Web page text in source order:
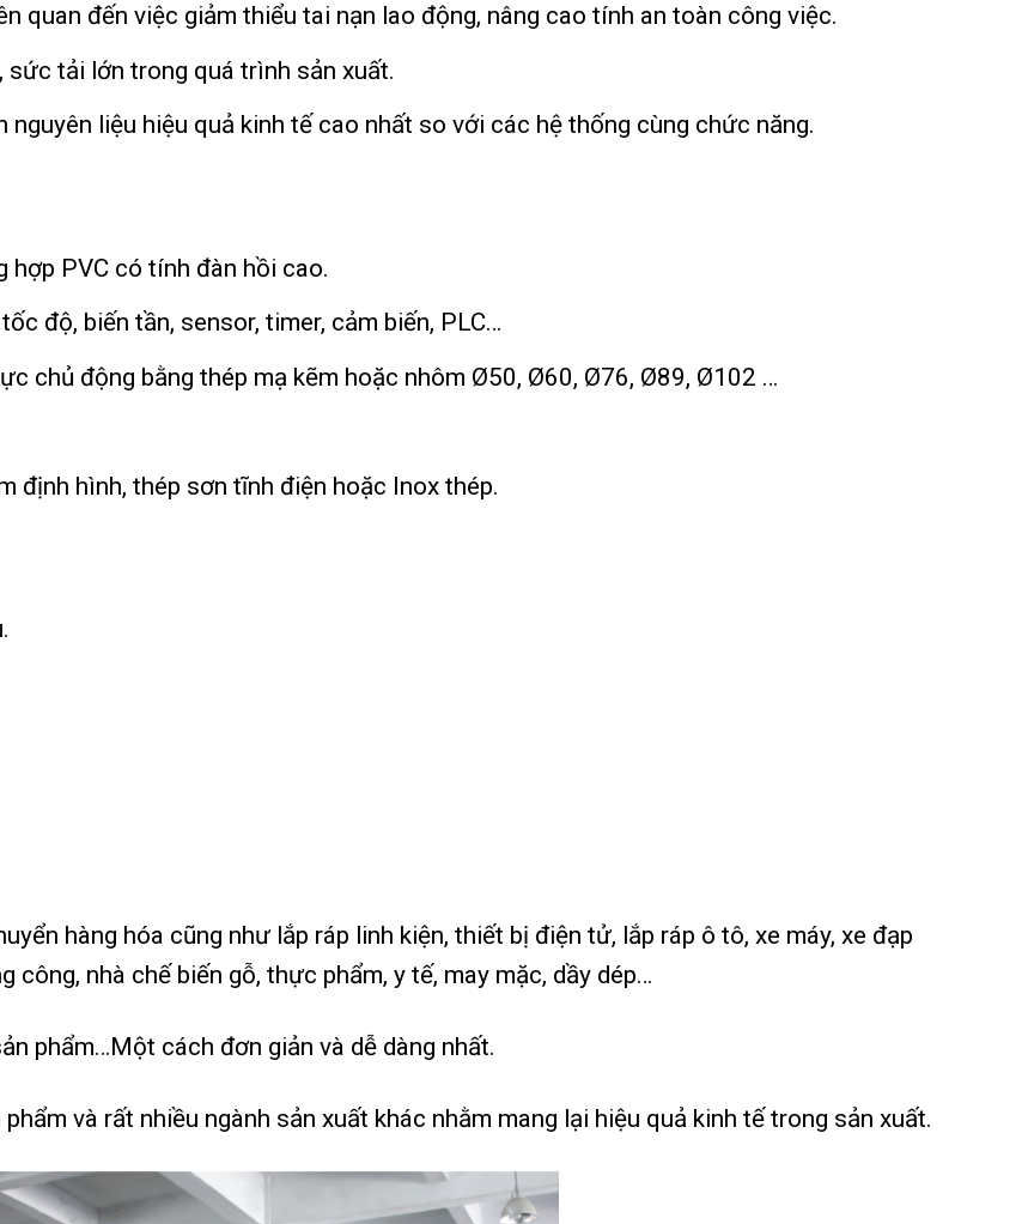
quan đến việc giảm thiểu tai nạn lao động, nâng cao tính an toàn công việc.
tải lớn trong quá trình sản xuất.
liệu hiệu quả kinh tế cao nhất so với các hệ thống cùng chức năng.
hợp PVC có tính đàn hồi cao.
độ, biến tần, sensor, timer, cảm biến, PLC…
chủ động bằng thép mạ kẽm hoặc nhôm Ø50, Ø60, Ø76, Ø89, Ø102 …
định hình, thép sơn tĩnh điện hoặc Inox thép.
hàng hóa cũng như lắp ráp linh kiện, thiết bị điện tử, lắp ráp ô tô, xe máy, xe đạp
công, nhà chế biến gỗ, thực phẩm, y tế, may mặc, dầy dép…
phẩm…Một cách đơn giản và dễ dàng nhất.
và rất nhiều ngành sản xuất khác nhằm mang lại hiệu quả kinh tế trong sản xuất.